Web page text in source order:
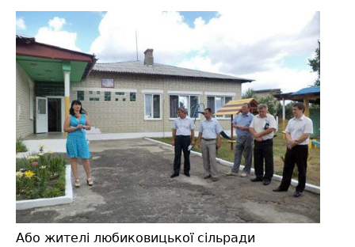
Або жителі любиковицької сільради